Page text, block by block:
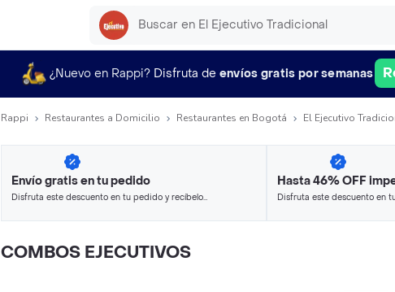
¿Nuevo en Rappi? Disfruta de envíos gratis por semanas
Rappi Restaurantes a Domicilio Restaurantes en Bogotá El Ejecutivo
Envío gratis en tu pedido
Disfruta este descuento en tu pedido y recíbelo
Hasta 46% OFF
Disfruta este descuento en
COMBOS EJECUTIVOS